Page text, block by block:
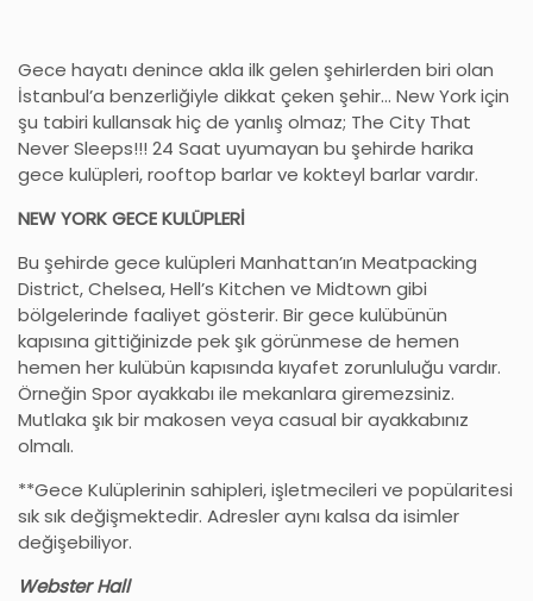
Gece hayatı denince akla ilk gelen şehirlerden biri olan
İstanbul’a benzerliğiyle dikkat çeken şehir… New York için
şu tabiri kullansak hiç de yanlış olmaz; The City That
Never Sleeps!!! 24 Saat uyumayan bu şehirde harika
gece kulüpleri, rooftop barlar ve kokteyl barlar vardır.
NEW YORK GECE KULÜPLERİ
Bu şehirde gece kulüpleri Manhattan’ın Meatpacking
District, Chelsea, Hell’s Kitchen ve Midtown gibi
bölgelerinde faaliyet gösterir. Bir gece kulübünün
kapısına gittiğinizde pek şık görünmese de hemen
hemen her kulübün kapısında kıyafet zorunluluğu vardır.
Örneğin Spor ayakkabı ile mekanlara giremezsiniz.
Mutlaka şık bir makosen veya casual bir ayakkabınız
olmalı.
**Gece Kulüplerinin sahipleri, işletmecileri ve popülaritesi
sık sık değişmektedir. Adresler aynı kalsa da isimler
değişebiliyor.
Webster Hall